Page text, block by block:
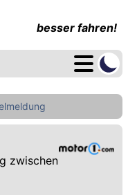
besser fahren!
zwischen